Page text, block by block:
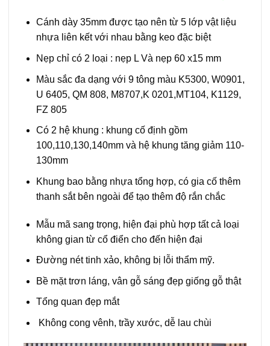
Cánh dày 35mm được tạo nên từ 5 lớp vật liệu
nhựa liên kết với nhau bằng keo đặc biệt
Nẹp chỉ có 2 loại : nẹp L Và nẹp 60 x15 mm
Màu sắc đa dạng với 9 tông màu K5300, W0901,
U 6405, QM 808, M8707,K 0201,MT104, K1129,
FZ 805
Có 2 hệ khung : khung cố định gồm
100,110,130,140mm và hệ khung tăng giảm 110-
130mm
Khung bao bằng nhựa tổng hợp, có gia cố thêm
thanh sắt bên ngoài để tạo thêm độ rắn chắc
Mẫu mã sang trọng, hiện đại phù hợp tất cả loại
không gian từ cổ điển cho đến hiện đại
Đường nét tinh xảo, không bị lỗi thẩm mỹ.
Bề mặt trơn láng, vân gỗ sáng đẹp giống gỗ thật
Tổng quan đẹp mắt
Không cong vênh, trầy xước, dễ lau chùi